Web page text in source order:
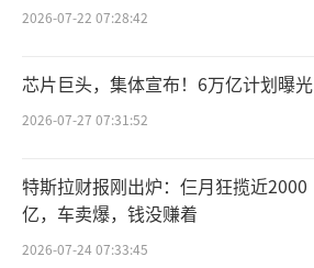
2026-07-22 07:28:42
芯片巨头，集体宣布！6万亿计划曝光
2026-07-27 07:31:52
特斯拉财报刚出炉：仨月狂揽近2000
亿，车卖爆，钱没赚着
2026-07-24 07:33:45